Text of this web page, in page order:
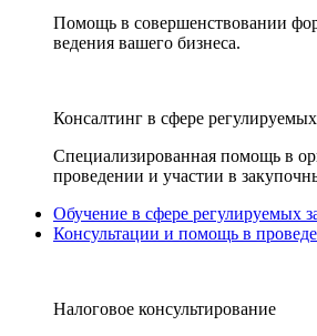
Помощь в совершенствовании
ведения вашего бизнеса.
Консалтинг в сфере
Специализированная помощь в
проведении и участии в
Обучение в сфере регулируемых
Консультации и помощь в
Налоговое консультирование